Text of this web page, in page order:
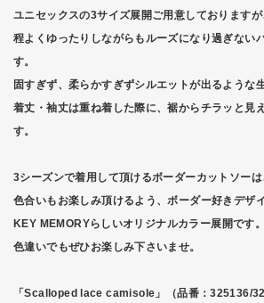
ユニセックスの3サイズ展開ご用意しておりますが
程よくゆったりしながらもルーズになり過ぎない
す。
固すぎず、柔らかすぎずシルエットが出るような生
着丈・袖丈は重ね着した際に、裾からチラッと見
す。
3シーズンで着用して頂けるボーダーカットソーは
色合いもお楽しみ頂けるよう、ボーダー好きデザ
KEY MEMORYらしいオリジナルカラー展開です。
色違いでもぜひお楽しみ下さいませ。
「Scalloped lace camisole」（品番：325136/